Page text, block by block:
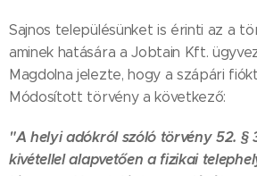
Sajnos településünket is érinti az a
aminek hatására a Jobtain Kft.
Magdolna jelezte, hogy a szápári
Módosított törvény a következő:
"A helyi adókról szóló törvény 52. §
kivétellel alapvetően a fizikai